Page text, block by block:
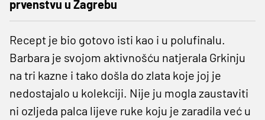
prvenstvu u Zagrebu
Recept je bio gotovo isti kao i u polufinalu.
Barbara je svojom aktivnošću natjerala Grkinju
na tri kazne i tako došla do zlata koje joj je
nedostajalo u kolekciji. Nije ju mogla zaustaviti
ni ozljeda palca lijeve ruke koju je zaradila već u